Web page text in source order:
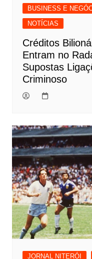
BUSINESS E
NOTÍCIAS
Créditos
Entram no
Supostas
Criminoso
JORNAL NITERÓI